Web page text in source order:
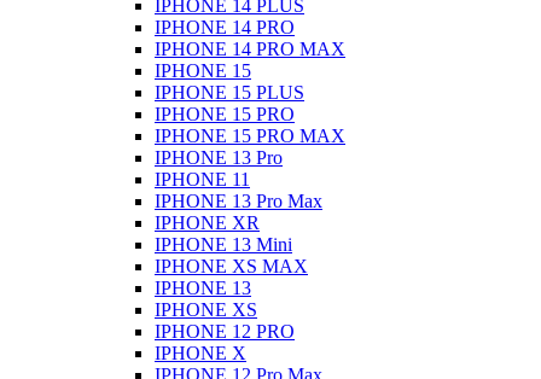
IPHONE 14 PLUS
IPHONE 14 PRO
IPHONE 14 PRO MAX
IPHONE 15
IPHONE 15 PLUS
IPHONE 15 PRO
IPHONE 15 PRO MAX
IPHONE 13 Pro
IPHONE 11
IPHONE 13 Pro Max
IPHONE XR
IPHONE 13 Mini
IPHONE XS MAX
IPHONE 13
IPHONE XS
IPHONE 12 PRO
IPHONE X
IPHONE 12 Pro Max